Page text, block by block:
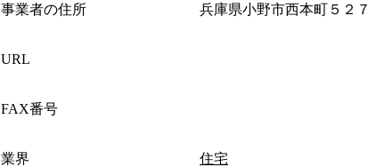
事業者の住所 兵庫県小野市西本町５２７
URL
FAX番号
業界 住宅